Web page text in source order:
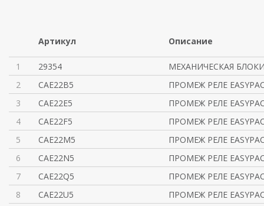
Артикул Описание
1 29354
МЕХАНИЧЕСКАЯ
2
CAE22B5
ПРОМЕЖ РЕЛЕ
3
CAE22E5
ПРОМЕЖ РЕЛЕ
4
CAE22F5
ПРОМЕЖ РЕЛЕ
5
CAE22M5
ПРОМЕЖ РЕЛЕ
6
CAE22N5
ПРОМЕЖ РЕЛЕ
7
CAE22Q5
ПРОМЕЖ РЕЛЕ
8
CAE22U5
ПРОМЕЖ РЕЛЕ